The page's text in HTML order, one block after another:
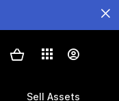
Sell Assets